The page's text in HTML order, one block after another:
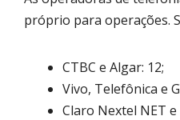
próprio para operações.
CTBC e Algar: 12;
Vivo, Telefônica e
Claro Nextel NET e